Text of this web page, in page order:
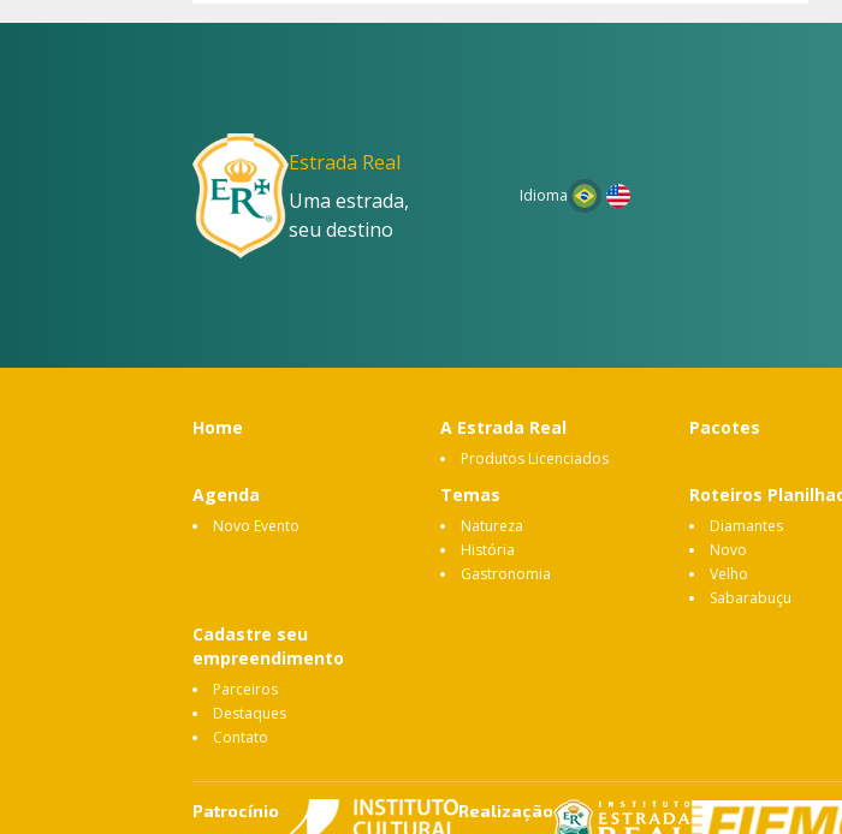
Estrada Real
Uma estrada,
seu destino
Idioma
Home A Estrada Real
Produtos Licenciados
Pacotes
Agenda
Novo Evento
Temas
Natureza
História
Gastronomia
Roteiros
Diamantes
Novo
Velho
Sabarabuçu
Cadastre seu
empreendimento
Parceiros
Destaques
Contato
Patrocínio Realização